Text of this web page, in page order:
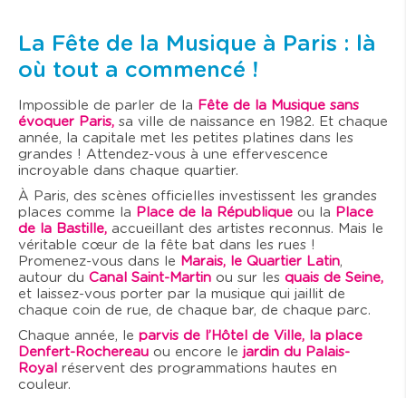
La Fête de la Musique à Paris : là
où tout a commencé !
Impossible de parler de la Fête de la Musique sans
évoquer Paris, sa ville de naissance en 1982. Et chaque
année, la capitale met les petites platines dans les
grandes ! Attendez-vous à une effervescence
incroyable dans chaque quartier.
À Paris, des scènes officielles investissent les grandes
places comme la Place de la République ou la Place
de la Bastille, accueillant des artistes reconnus. Mais le
véritable cœur de la fête bat dans les rues !
Promenez-vous dans le Marais, le Quartier Latin,
autour du Canal Saint-Martin ou sur les quais de Seine,
et laissez-vous porter par la musique qui jaillit de
chaque coin de rue, de chaque bar, de chaque parc.
Chaque année, le parvis de l’Hôtel de Ville, la place
Denfert-Rochereau ou encore le jardin du Palais-
Royal réservent des programmations hautes en
couleur.